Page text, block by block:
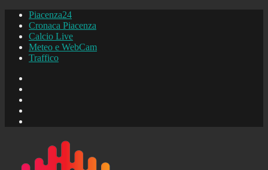
Piacenza24
Cronaca Piacenza
Calcio Live
Meteo e WebCam
Traffico